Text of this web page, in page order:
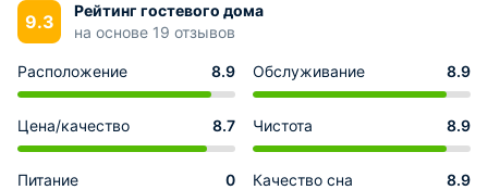
9.3
Рейтинг гостевого дома
на основе 19 отзывов
Расположение 8.9 Обслуживание 8.9
Цена/качество 8.7 Чистота 8.9
Питание 0 Качество сна 8.9